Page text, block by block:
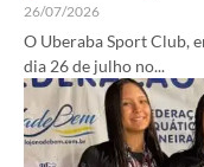
26/07/2026
O Uberaba Sport Club,
dia 26 de julho no...